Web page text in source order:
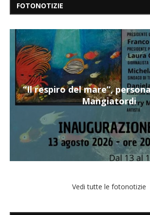
FOTONOTIZIE
“Il respiro del mare”,
Mangiatordi
Vedi tutte le fotonotizie